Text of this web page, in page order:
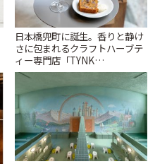
日本橋兜町に誕生。香りと静け
さに包まれるクラフトハーブテ
ィー専門店「TYNK
Kabutocho」 | ことりっぷ